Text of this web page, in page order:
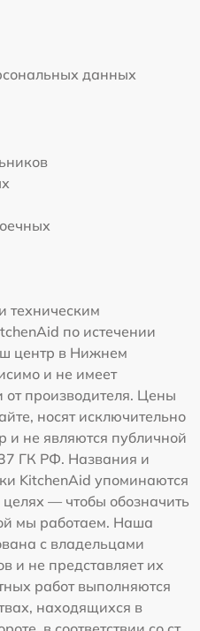
данных
техническим
по истечении
центр в Нижнем
и не имеет
производителя. Цены
носят исключительно
и не являются публичной
ГК РФ. Названия и
KitchenAid упоминаются
— чтобы обозначить
мы работаем. Наша
с владельцами
и не представляет их
работ выполняются
находящихся в